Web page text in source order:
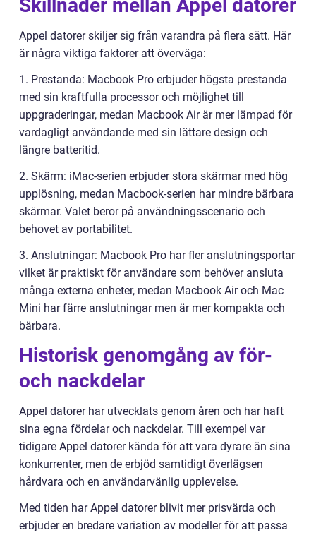
Skillnader mellan Appel datorer
Appel datorer skiljer sig från varandra på flera sätt. Här
är några viktiga faktorer att överväga:
1. Prestanda: Macbook Pro erbjuder högsta prestanda
med sin kraftfulla processor och möjlighet till
uppgraderingar, medan Macbook Air är mer lämpad för
vardagligt användande med sin lättare design och
längre batteritid.
2. Skärm: iMac-serien erbjuder stora skärmar med hög
upplösning, medan Macbook-serien har mindre bärbara
skärmar. Valet beror på användningsscenario och
behovet av portabilitet.
3. Anslutningar: Macbook Pro har fler anslutningsportar
vilket är praktiskt för användare som behöver ansluta
många externa enheter, medan Macbook Air och Mac
Mini har färre anslutningar men är mer kompakta och
bärbara.
Historisk genomgång av för-
och nackdelar
Appel datorer har utvecklats genom åren och har haft
sina egna fördelar och nackdelar. Till exempel var
tidigare Appel datorer kända för att vara dyrare än sina
konkurrenter, men de erbjöd samtidigt överlägsen
hårdvara och en användarvänlig upplevelse.
Med tiden har Appel datorer blivit mer prisvärda och
erbjuder en bredare variation av modeller för att passa